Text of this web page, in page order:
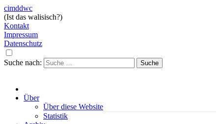
cimddwc
(Ist das walisisch?)
Kontakt
Impressum
Datenschutz
Suche nach:
Über
Über diese Website
Statistik